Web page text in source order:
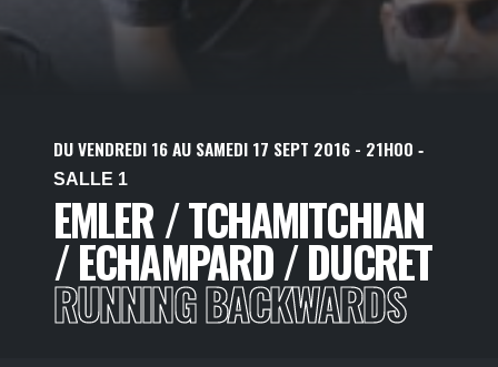
DUVENDREDI 16AU SAMEDI 17 SEPT 2016 - 21H00 -
SALLE 1
EMLER / TCHAMITCHIAN
/ ECHAMPARD / DUCRET
RUNNING BACKWARDS